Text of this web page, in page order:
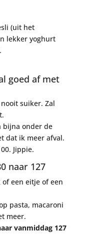
(uit het
lekker yoghurt
goed af met
suiker. Zal
bijna onder de
dat ik meer afval.
Jippie.
naar 127
of een eitje of een
pasta, macaroni
meer.
vanmiddag 127